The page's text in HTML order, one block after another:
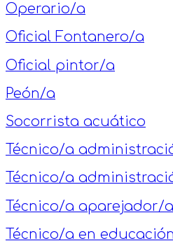
Operario/a
Oficial Fontanero/a
Oficial pintor/a
Peón/a
Socorrista acuático
Técnico/a
Técnico/a
Técnico/a aparejador/a
Técnico/a en